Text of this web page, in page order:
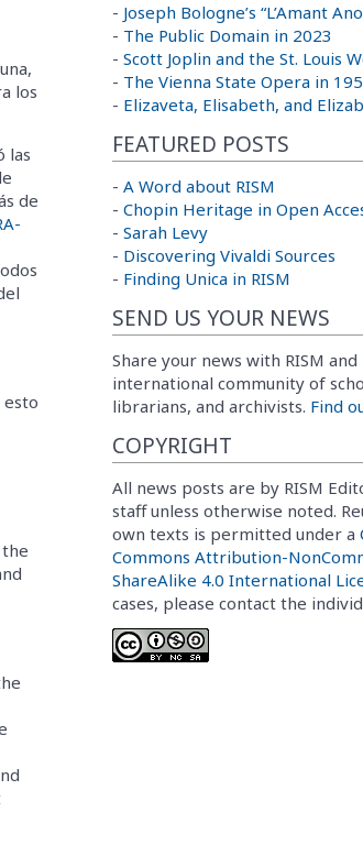
los
las
de
esto
- Joseph Bologne’s “L’Amant
- The Public Domain in 2023
- Scott Joplin and the St. Louis
- The Vienna State Opera in
- Elizaveta, Elisabeth, and
FEATURED POSTS
- A Word about RISM
- Chopin Heritage in Open
- Sarah Levy
- Discovering Vivaldi Sources
- Finding Unica in RISM
SEND US YOUR NEWS
Share your news with RISM and
international community of
librarians, and archivists. Find
COPYRIGHT
All news posts are by RISM
staff unless otherwise noted.
own texts is permitted under a
Commons Attribution-
ShareAlike 4.0 International
cases, please contact the